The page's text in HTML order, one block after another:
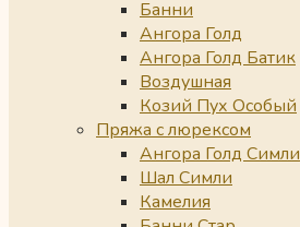
Банни
Ангора Голд
Ангора Голд Батик
Воздушная
Козий Пух Особый
Пряжа с люрексом
Ангора Голд Симли
Шал Симли
Камелия